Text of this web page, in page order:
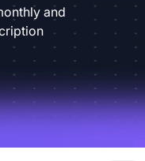
and